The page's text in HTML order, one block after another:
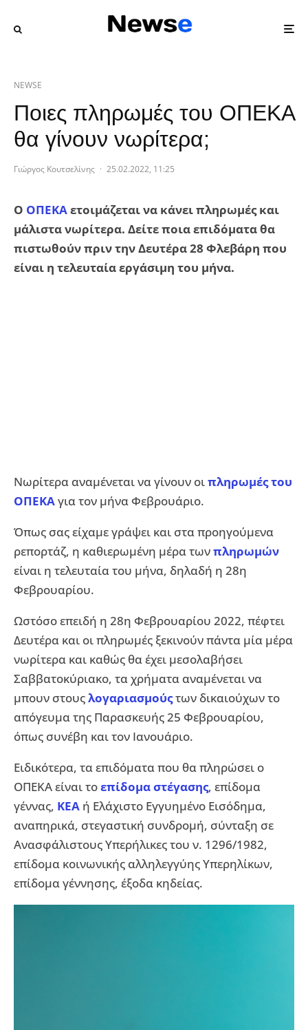
NEWSE
Ποιες πληρωμές του ΟΠΕΚΑ
θα γίνουν νωρίτερα;
Γιώργος Κουτσελίνης · 25.02.2022, 11:25
Ο ΟΠΕΚΑετοιμάζεται να κάνει πληρωμές και
μάλιστα νωρίτερα. Δείτε ποια επιδόματα θα
πιστωθούν πριν την Δευτέρα 28 Φλεβάρη που
είναι η τελευταία εργάσιμη του μήνα.
Νωρίτερα αναμένεται να γίνουν οιπληρωμές του
ΟΠΕΚΑγια τον μήνα Φεβρουάριο.
Όπως σας είχαμε γράψει και στα προηγούμενα
ρεπορτάζ, η καθιερωμένη μέρα τωνπληρωμών
είναι η τελευταία του μήνα, δηλαδή η 28η
Φεβρουαρίου.
Ωστόσο επειδή η 28η Φεβρουαρίου 2022, πέφτει
Δευτέρα και οι πληρωμές ξεκινούν πάντα μία μέρα
νωρίτερα και καθώς θα έχει μεσολαβήσει
Σαββατοκύριακο, τα χρήματα αναμένεται να
μπουν στουςλογαριασμούςτων δικαιούχων το
απόγευμα της Παρασκευής 25 Φεβρουαρίου,
όπως συνέβη και τον Ιανουάριο.
Ειδικότερα, τα επιδόματα που θα πληρώσει ο
ΟΠΕΚΑ είναι τοεπίδομα στέγασης, επίδομα
γέννας, ΚΕΑ ή Ελάχιστο Εγγυημένο Εισόδημα,
αναπηρικά, στεγαστική συνδρομή, σύνταξη σε
Ανασφάλιστους Υπερήλικες του ν. 1296/1982,
επίδομα κοινωνικής αλληλεγγύης Υπερηλίκων,
επίδομα γέννησης, έξοδα κηδείας.